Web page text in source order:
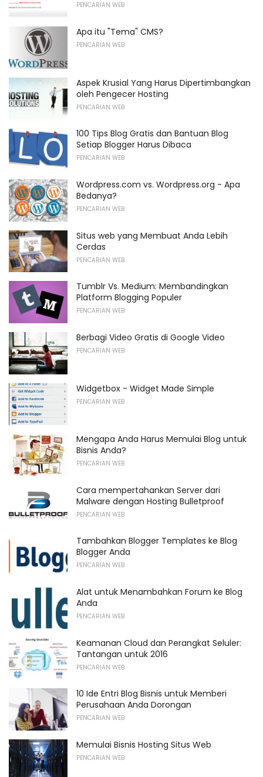
PENCARIAN WEB
Apa itu "Tema" CMS?
PENCARIAN WEB
Aspek Krusial Yang Harus Dipertimbangkan
oleh Pengecer Hosting
PENCARIAN WEB
100 Tips Blog Gratis dan Bantuan Blog
Setiap Blogger Harus Dibaca
PENCARIAN WEB
Wordpress.com vs. Wordpress.org - Apa
Bedanya?
PENCARIAN WEB
Situs web yang Membuat Anda Lebih
Cerdas
PENCARIAN WEB
Tumblr Vs. Medium: Membandingkan
Platform Blogging Populer
PENCARIAN WEB
Berbagi Video Gratis di Google Video
PENCARIAN WEB
Widgetbox - Widget Made Simple
PENCARIAN WEB
Mengapa Anda Harus Memulai Blog untuk
Bisnis Anda?
PENCARIAN WEB
Cara mempertahankan Server dari
Malware dengan Hosting Bulletproof
PENCARIAN WEB
Tambahkan Blogger Templates ke Blog
Blogger Anda
PENCARIAN WEB
Alat untuk Menambahkan Forum ke Blog
Anda
PENCARIAN WEB
Keamanan Cloud dan Perangkat Seluler:
Tantangan untuk 2016
PENCARIAN WEB
10 Ide Entri Blog Bisnis untuk Memberi
Perusahaan Anda Dorongan
PENCARIAN WEB
Memulai Bisnis Hosting Situs Web
PENCARIAN WEB